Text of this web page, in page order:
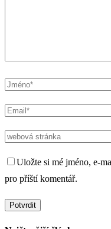
Uložte si mé jméno, e-
pro příští komentář.